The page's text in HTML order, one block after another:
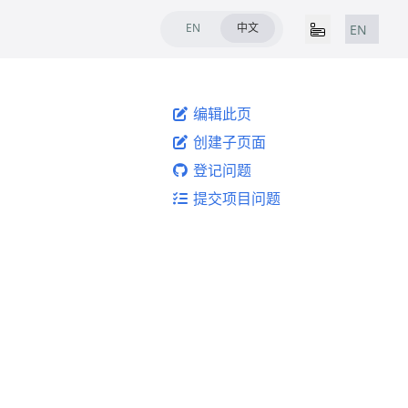
EN 中文 EN
编辑此页
创建子页面
登记问题
提交项目问题